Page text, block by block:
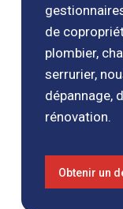
et pour
plombiers
7j/7 pour
sommes fiers
des prix
de
plombier,
serrurier,
dépannage,
rénovation.
Obtenir un